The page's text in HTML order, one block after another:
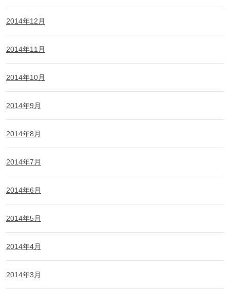
2014年12月
2014年11月
2014年10月
2014年9月
2014年8月
2014年7月
2014年6月
2014年5月
2014年4月
2014年3月